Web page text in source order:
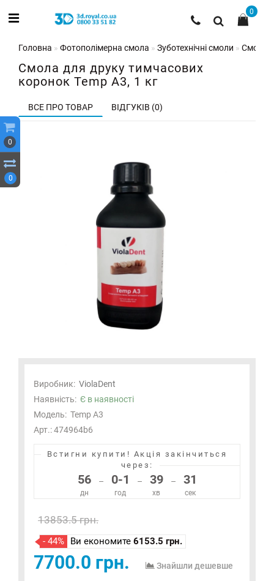
0
0
0
Головна Фотополімерна смола Зуботехнічні смоли Смола
Смола для друку тимчасових
коронок Temp A3, 1 кг
ВСЕ ПРО ТОВАР ВІДГУКІВ (0)
Виробник: ViolaDent
Наявність: Є в наявності
Модель: Temp A3
Арт.: 474964b6
Встигни купити! Акція закінчиться
через:
56
дн
– 0-1
год
– 39
хв
– 31
сек
13853.5 грн.
- 44% Ви економите 6153.5 грн.
7700.0 грн. Знайшли дешевше